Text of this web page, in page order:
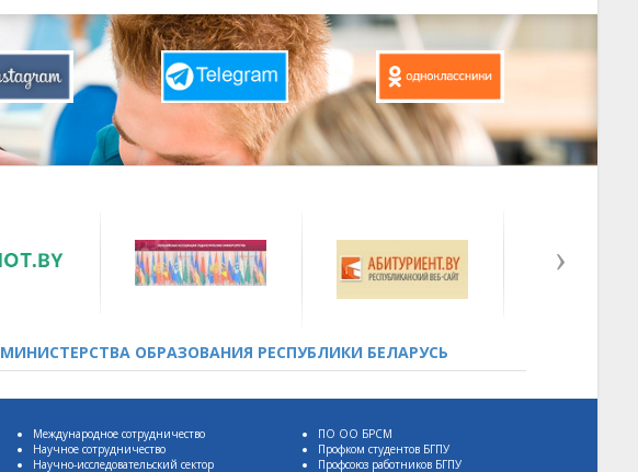
МИНИСТЕРСТВА ОБРАЗОВАНИЯ РЕСПУБЛИКИ БЕЛАРУСЬ
Международное сотрудничество
Научное сотрудничество
Научно-исследовательский сектор
ПО ОО БРСМ
Профком студентов БГПУ
Профсоюз работников БГПУ